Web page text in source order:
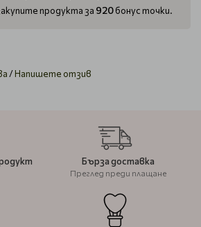
продукта за 920бонус точки.
/Напишете отзив
Бърза доставка
Преглед преди плащане